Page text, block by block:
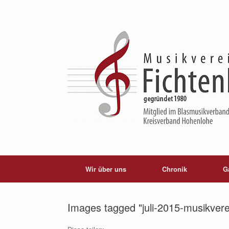
Wir über uns Chronik
Images tagged "juli-2015-